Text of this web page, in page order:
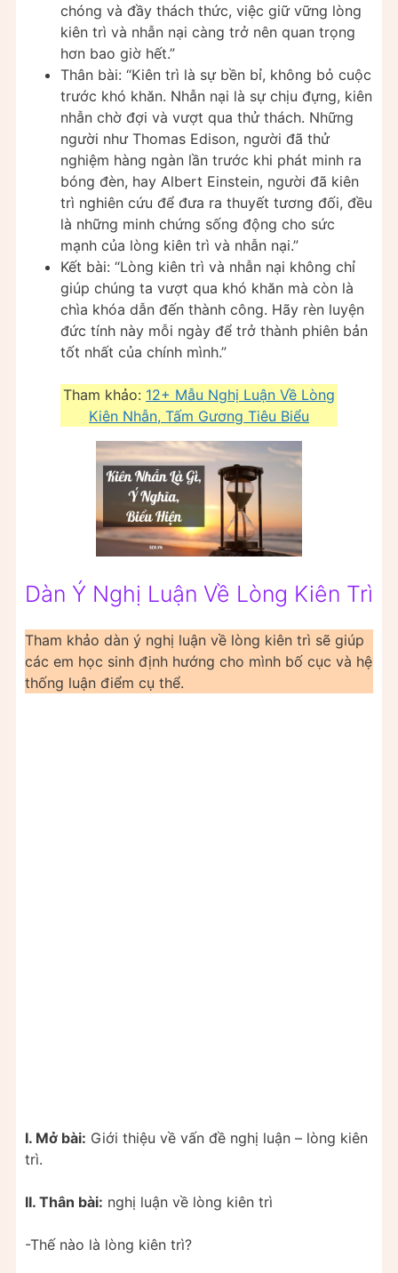
chóng và đầy thách thức, việc giữ vững lòng
kiên trì và nhẫn nại càng trở nên quan trọng
hơn bao giờ hết.”
Thân bài: “Kiên trì là sự bền bỉ, không bỏ cuộc
trước khó khăn. Nhẫn nại là sự chịu đựng, kiên
nhẫn chờ đợi và vượt qua thử thách. Những
người như Thomas Edison, người đã thử
nghiệm hàng ngàn lần trước khi phát minh ra
bóng đèn, hay Albert Einstein, người đã kiên
trì nghiên cứu để đưa ra thuyết tương đối, đều
là những minh chứng sống động cho sức
mạnh của lòng kiên trì và nhẫn nại.”
Kết bài: “Lòng kiên trì và nhẫn nại không chỉ
giúp chúng ta vượt qua khó khăn mà còn là
chìa khóa dẫn đến thành công. Hãy rèn luyện
đức tính này mỗi ngày để trở thành phiên bản
tốt nhất của chính mình.”
Tham khảo: 12+ Mẫu Nghị Luận Về Lòng
Kiên Nhẫn, Tấm Gương Tiêu Biểu
Dàn Ý Nghị Luận Về Lòng Kiên Trì
Tham khảo dàn ý nghị luận về lòng kiên trì sẽ giúp
các em học sinh định hướng cho mình bố cục và hệ
thống luận điểm cụ thể.
I. Mở bài: Giới thiệu về vấn đề nghị luận – lòng kiên
trì.
II. Thân bài: nghị luận về lòng kiên trì
-Thế nào là lòng kiên trì?